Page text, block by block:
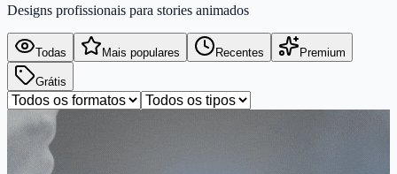
Designs profissionais para stories animados
Todas Mais populares Recentes Premium
Grátis